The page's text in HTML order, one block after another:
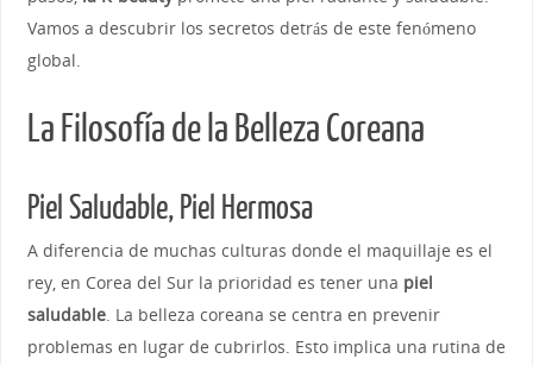
Vamos a descubrir los secretos detrás de este fenómeno
global.
La Filosofía de la Belleza Coreana
Piel Saludable, Piel Hermosa
A diferencia de muchas culturas donde el maquillaje es el
rey, en Corea del Sur la prioridad es tener una piel
saludable. La belleza coreana se centra en prevenir
problemas en lugar de cubrirlos. Esto implica una rutina de